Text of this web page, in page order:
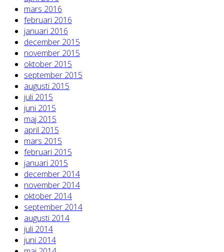
mars 2016
februari 2016
januari 2016
december 2015
november 2015
oktober 2015
september 2015
augusti 2015
juli 2015
juni 2015
maj 2015
april 2015
mars 2015
februari 2015
januari 2015
december 2014
november 2014
oktober 2014
september 2014
augusti 2014
juli 2014
juni 2014